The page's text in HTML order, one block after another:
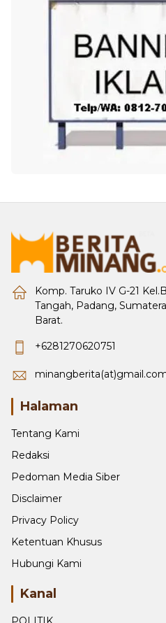
Komp. Taruko IV G-21
Tangah, Padang,
Barat.
Tentang Kami
Redaksi
Pedoman Media Siber
Disclaimer
Privacy Policy
Ketentuan Khusus
Hubungi Kami
POLITIK